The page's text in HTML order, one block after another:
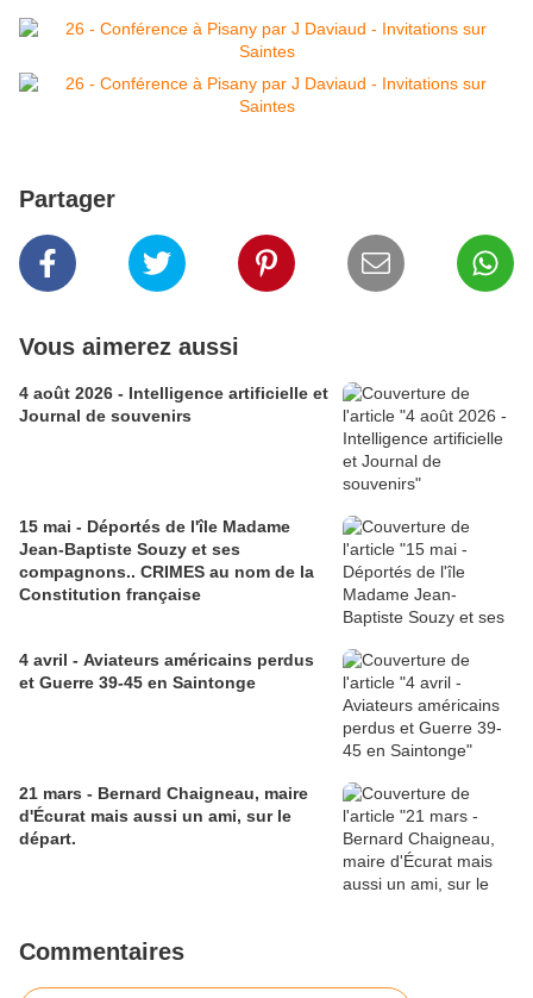
Partager
Vous aimerez aussi
4 août 2026 - Intelligence artificielle et
Journal de souvenirs
15 mai - Déportés de l'île Madame
Jean-Baptiste Souzy et ses
compagnons.. CRIMES au nom de la
Constitution française
4 avril - Aviateurs américains perdus
et Guerre 39-45 en Saintonge
21 mars - Bernard Chaigneau, maire
d'Écurat mais aussi un ami, sur le
départ.
Commentaires